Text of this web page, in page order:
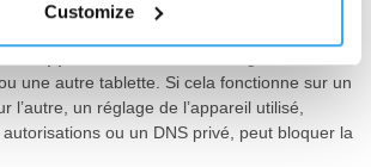
Customize
et évitez les SSID masqués pendant la
une autre tablette. Si cela fonctionne sur un
l’autre, un réglage de l’appareil utilisé,
ou un DNS privé, peut bloquer la